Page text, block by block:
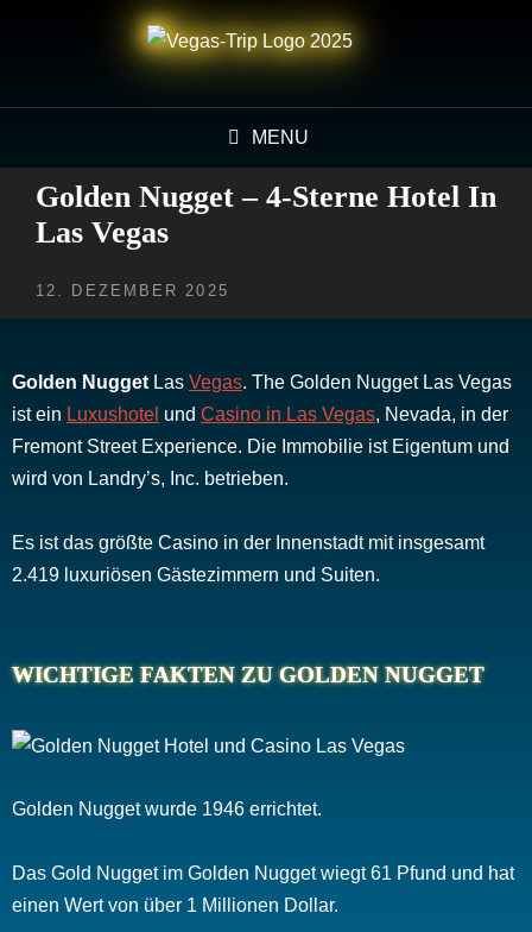
MENU
Golden Nugget – 4-Sterne Hotel In
Las Vegas
POSTED
ON
12. DEZEMBER 2025
Golden Nugget Las Vegas. The Golden Nugget Las Vegas
ist ein Luxushotel und Casino in Las Vegas, Nevada, in der
Fremont Street Experience. Die Immobilie ist Eigentum und
wird von Landry’s, Inc. betrieben.
Es ist das größte Casino in der Innenstadt mit insgesamt
2.419 luxuriösen Gästezimmern und Suiten.
WICHTIGE FAKTEN ZU GOLDEN NUGGET
Golden Nugget wurde 1946 errichtet.
Das Gold Nugget im Golden Nugget wiegt 61 Pfund und hat
einen Wert von über 1 Millionen Dollar.